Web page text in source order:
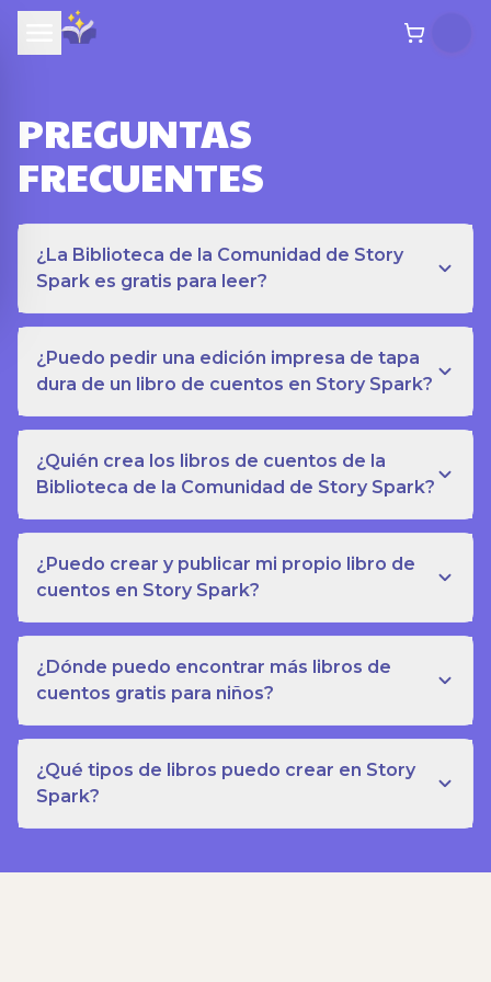
PREGUNTAS
FRECUENTES
¿La Biblioteca de la Comunidad de Story
Spark es gratis para leer?
¿Puedo pedir una edición impresa de tapa
dura de un libro de cuentos en Story Spark?
¿Quién crea los libros de cuentos de la
Biblioteca de la Comunidad de Story Spark?
¿Puedo crear y publicar mi propio libro de
cuentos en Story Spark?
¿Dónde puedo encontrar más libros de
cuentos gratis para niños?
¿Qué tipos de libros puedo crear en Story
Spark?